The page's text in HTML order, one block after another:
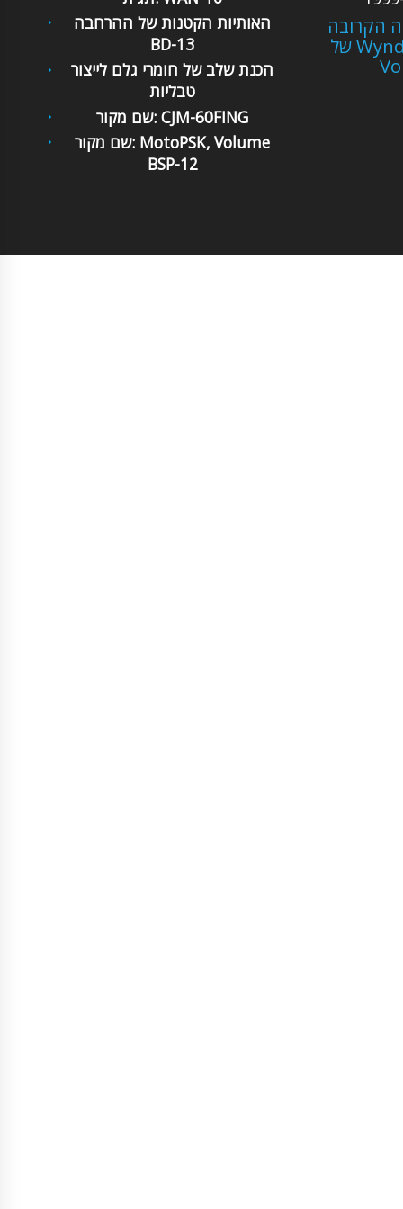
האותיות הקטנות של ההרחבה
BD-13
הכנת שלב של חומרי גלם לייצור
טבליות
שם מקור: CJM-60FING
שם מקור: MotoPSK, Volume
BSP-12
הקרובה
של Wyndham Seal Deluxe,